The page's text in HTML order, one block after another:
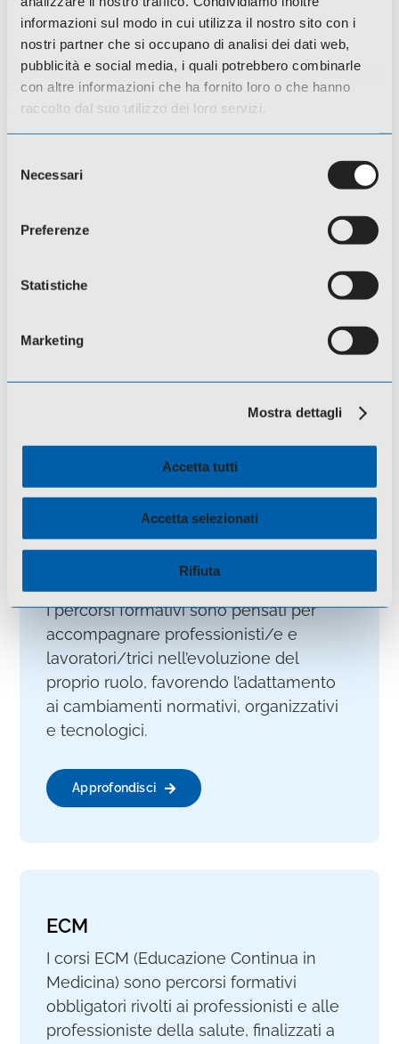
informazioni sul modo in cui utilizza il nostro sito con i
nostri partner che si occupano di analisi dei dati web,
pubblicità e social media, i quali potrebbero combinarle
con altre informazioni che ha fornito loro o che hanno
raccolto dal suo utilizzo dei loro servizi.
delNecessari
Preferenze
Statistiche
Marketing
Mostra dettagli
Accetta tutti
Accetta selezionati
Rifiuta
Compliance
I corsi compliance sono finalizzati a
garantire il rispetto delle normative,
delle procedure interne e dei principi
etici aziendali.
dirigenti, preposti e lavoratori/trici, con
individuali e aziendali, e corrette prassi
Formazione di sviluppo
La formazione professionalizzante è
finalizzata all’aggiornamento continuo
delle competenze e al consolidamento
delle conoscenze professionali nel
I percorsi formativi sono pensati per
accompagnare professionisti/e e
lavoratori/trici nell’evoluzione del
proprio ruolo, favorendo l’adattamento
ai cambiamenti normativi, organizzativi
e tecnologici.
Approfondisci
ECM
I corsi ECM (Educazione Continua in
Medicina) sono percorsi formativi
obbligatori rivolti ai professionisti e alle
professioniste della salute, finalizzati a